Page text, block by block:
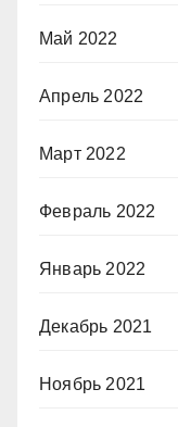
Май 2022
Апрель 2022
Март 2022
Февраль 2022
Январь 2022
Декабрь 2021
Ноябрь 2021